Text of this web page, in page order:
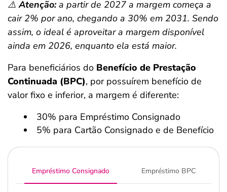
⚠️Atenção:a partir de 2027 a margem começa a
cair 2% por ano, chegando a 30% em 2031. Sendo
assim, o ideal é aproveitar a margem disponível
ainda em 2026, enquanto ela está maior.
Para beneficiários do Benefício de Prestação
Continuada (BPC), por possuírem benefício de
valor fixo e inferior, a margem é diferente:
30% para Empréstimo Consignado
5% para Cartão Consignado e de Benefício
Empréstimo Consignado Empréstimo BPC